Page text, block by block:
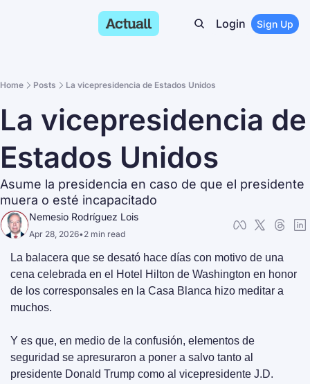
Login Sign Up
Home Posts La vicepresidencia de Estados Unidos
La vicepresidencia de
Estados Unidos
Asume la presidencia en caso de que el presidente
muera o esté incapacitado
Nemesio Rodríguez Lois
Apr 28, 2026•2 min read
La balacera que se desató hace días con motivo de una
cena celebrada en el Hotel Hilton de Washington en honor
de los corresponsales en la Casa Blanca hizo meditar a
muchos.
Y es que, en medio de la confusión, elementos de
seguridad se apresuraron a poner a salvo tanto al
presidente Donald Trump como al vicepresidente J.D.